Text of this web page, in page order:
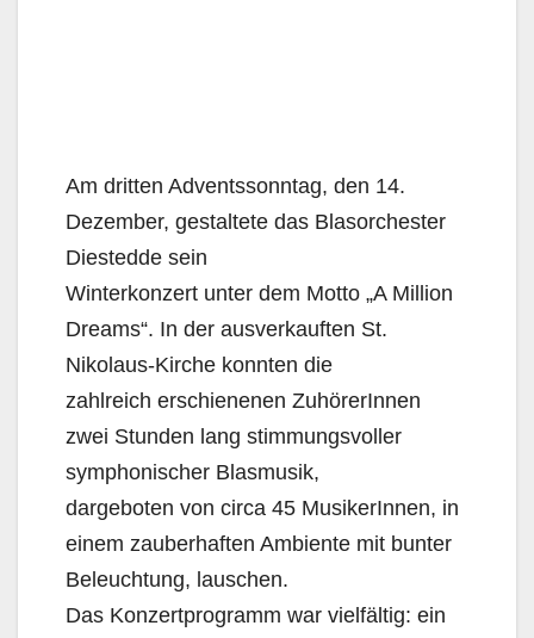
Am dritten Adventssonntag, den 14.
Dezember, gestaltete das Blasorchester
Diestedde sein
Winterkonzert unter dem Motto „A Million
Dreams“. In der ausverkauften St.
Nikolaus-Kirche konnten die
zahlreich erschienenen ZuhörerInnen
zwei Stunden lang stimmungsvoller
symphonischer Blasmusik,
dargeboten von circa 45 MusikerInnen, in
einem zauberhaften Ambiente mit bunter
Beleuchtung, lauschen.
Das Konzertprogramm war vielfältig: ein